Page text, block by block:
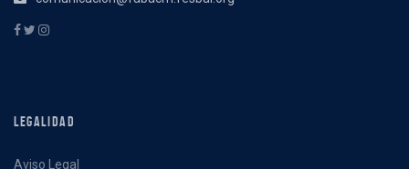
LEGALIDAD
Aviso Legal